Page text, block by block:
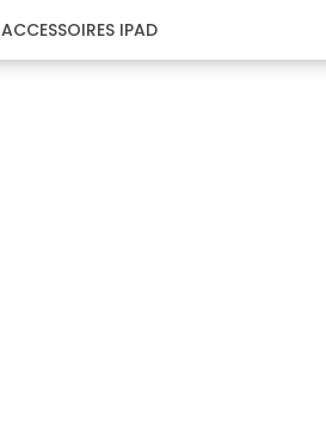
ACCESSOIRES IPAD